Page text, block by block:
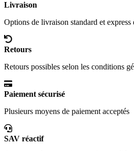
Livraison
Options de livraison standard et express
Retours
Retours possibles selon les conditions
Paiement sécurisé
Plusieurs moyens de paiement acceptés
SAV réactif